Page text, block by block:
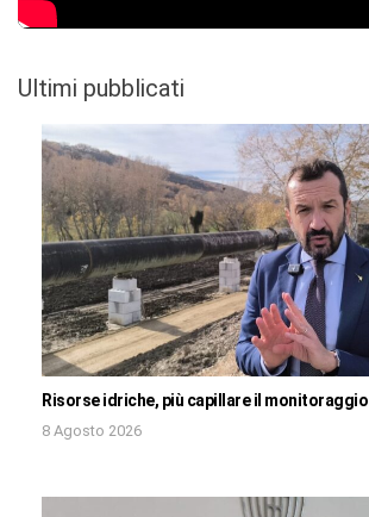
Ultimi pubblicati
Risorse idriche, più capillare il monitoraggio
8 Agosto 2026